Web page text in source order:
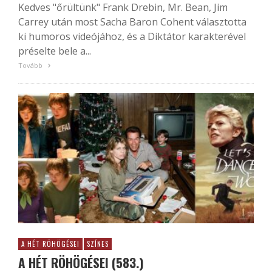
Kedves "őrültünk" Frank Drebin, Mr. Bean, Jim
Carrey után most Sacha Baron Cohent választotta
ki humoros videójához, és a Diktátor karakterével
préselte bele a...
Tovább
A HÉT RÖHÖGÉSEI SZÍNES
A HÉT RÖHÖGÉSEI (583.)